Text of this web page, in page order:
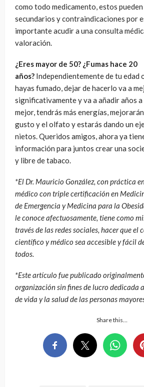
como todo medicamento, estos
secundarios y contraindicaciones por
importante acudir a una consulta
valoración.
¿Eres mayor de 50? ¿Fumas hace 20
años? Independientemente de tu edad
hayas fumado, dejar de hacerlo va a
significativamente y va a añadir años
mejor, tendrás más energías,
gusto y el olfato y estarás dando un
nietos. Queridos amigos, ahora ya
información para juntos crear una
y libre de tabaco.
*El Dr. Mauricio González, con práctica
médico con triple certificación en
de Emergencia y Medicina para la
le conoce afectuosamente, tiene como
través de las redes sociales, hacer que el
científico y médico sea accesible y fácil
todos.
*Este artículo fue publicado
organización sin fines de lucro dedicada
de vida y la salud de las personas
Share this…